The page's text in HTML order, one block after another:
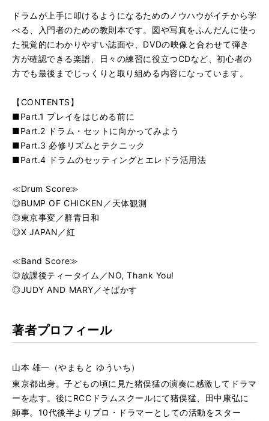
ドラムが上手に叩けるようになるためのノウハウがイチから学
べる、入門者のための教則本です。図や写真をふんだんに使っ
た視覚的にわかりやすい誌面や、DVDの映像と合わせて弾き
方が確認できる楽譜、日々の練習に役立つCDなど、初心者の
方でも最後までじっくりと取り組める内容になっています。
【CONTENTS】
■Part.1 プレイをはじめる前に
■Part.2 ドラム・セットに向かってみよう
■Part.3 必修リズムとテクニック
■Part.4 ドラムのセッティングとエレドラ活用法
≪Drum Score≫
◎BUMP OF CHICKEN／天体観測
◎東京事変／群青日和
◎X JAPAN／紅
≪Band Score≫
◎放課後ティータイム／NO, Thank You!
◎JUDY AND MARY／そばかす
著者プロフィール
山本 雄一（やまもと ゆういち）
東京都出身。子どもの頃に見た猪俣猛の演奏に感激してドラマ
ーを志す。後にRCCドラムスクールにて猪俣猛、田中康弘に
師事。10代後半よりプロ・ドラマーとしての活動をスター